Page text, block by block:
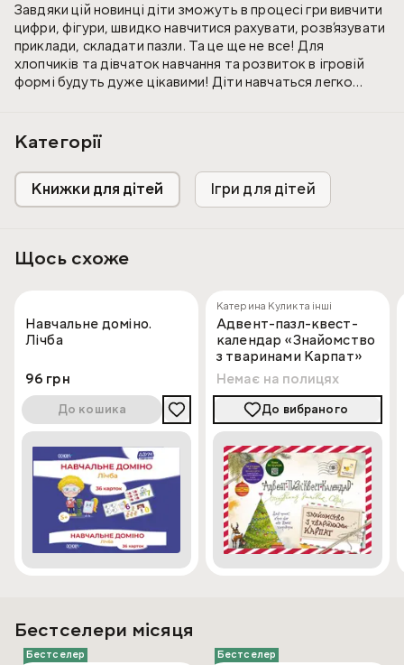
Завдяки цій новинці діти зможуть в процесі гри вивчити
цифри, фігури, швидко навчитися рахувати, розв’язувати
приклади, складати пазли. Та це ще не все! Для
хлопчиків та дівчаток навчання та розвиток в ігровій
формі будуть дуже цікавими! Діти навчаться легко
цікавого із математичних ігор!
Набір містить:
- 20 пазлів половинок;
- 55 карток;
- 28 геометрічних фігур;
- інструкцію з іграми та головоломками
Категорії
Книжки для дітей Ігри для дітей
Щось схоже
Навчальне доміно.
Лічба
96 грн
До кошика
Катерина Кулик та інші
Адвент-пазл-квест-
календар «Знайомство
з тваринами Карпат»
Немає на полицях
До вибраного
Бестселери місяця
Бестселер
Бестселер